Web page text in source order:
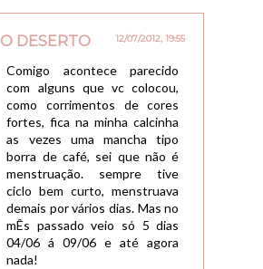
O DESERTO 12/07/2012, 19:55
Comigo acontece parecido
com alguns que vc colocou,
como corrimentos de cores
fortes, fica na minha calcinha
as vezes uma mancha tipo
borra de café, sei que não é
menstruação. sempre tive
ciclo bem curto, menstruava
demais por vários dias. Mas no
mÊs passado veio só 5 dias
04/06 á 09/06 e até agora
nada!